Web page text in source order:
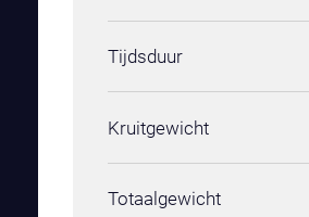
Tijdsduur
Kruitgewicht
Totaalgewicht